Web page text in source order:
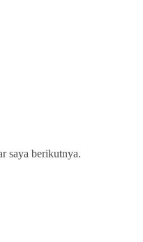
saya berikutnya.